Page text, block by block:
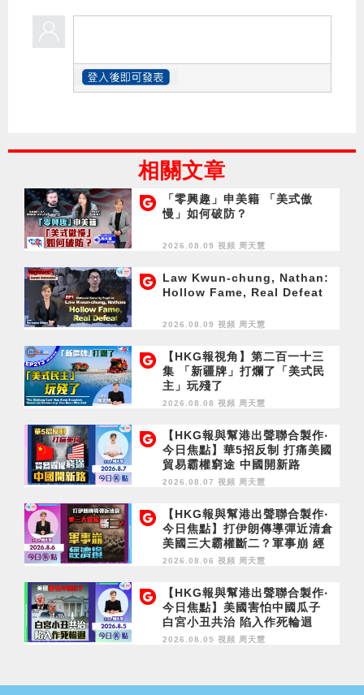
相關文章
「零興趣」申美籍 「美式傲
慢」如何破防？
2026.08.09 視頻 周天慧
Law Kwun-chung, Nathan:
Hollow Fame, Real Defeat
2026.08.09 視頻 周天慧
【HKG報視角】第二百一十三
集 「新疆牌」打爛了「美式民
主」玩殘了
2026.08.08 視頻 周天慧
【HKG報與幫港出聲聯合製作‧
今日焦點】華5招反制 打痛美國
貿易霸權窮途 中國開新路
2026.08.07 視頻 周天慧
【HKG報與幫港出聲聯合製作‧
今日焦點】打伊朗傳導彈近清倉
美國三大霸權斷二？軍事崩 經
濟損
2026.08.06 視頻 周天慧
【HKG報與幫港出聲聯合製作‧
今日焦點】美國害怕中國瓜子
白宮小丑共治 陷入作死輪迴
2026.08.05 視頻 周天慧